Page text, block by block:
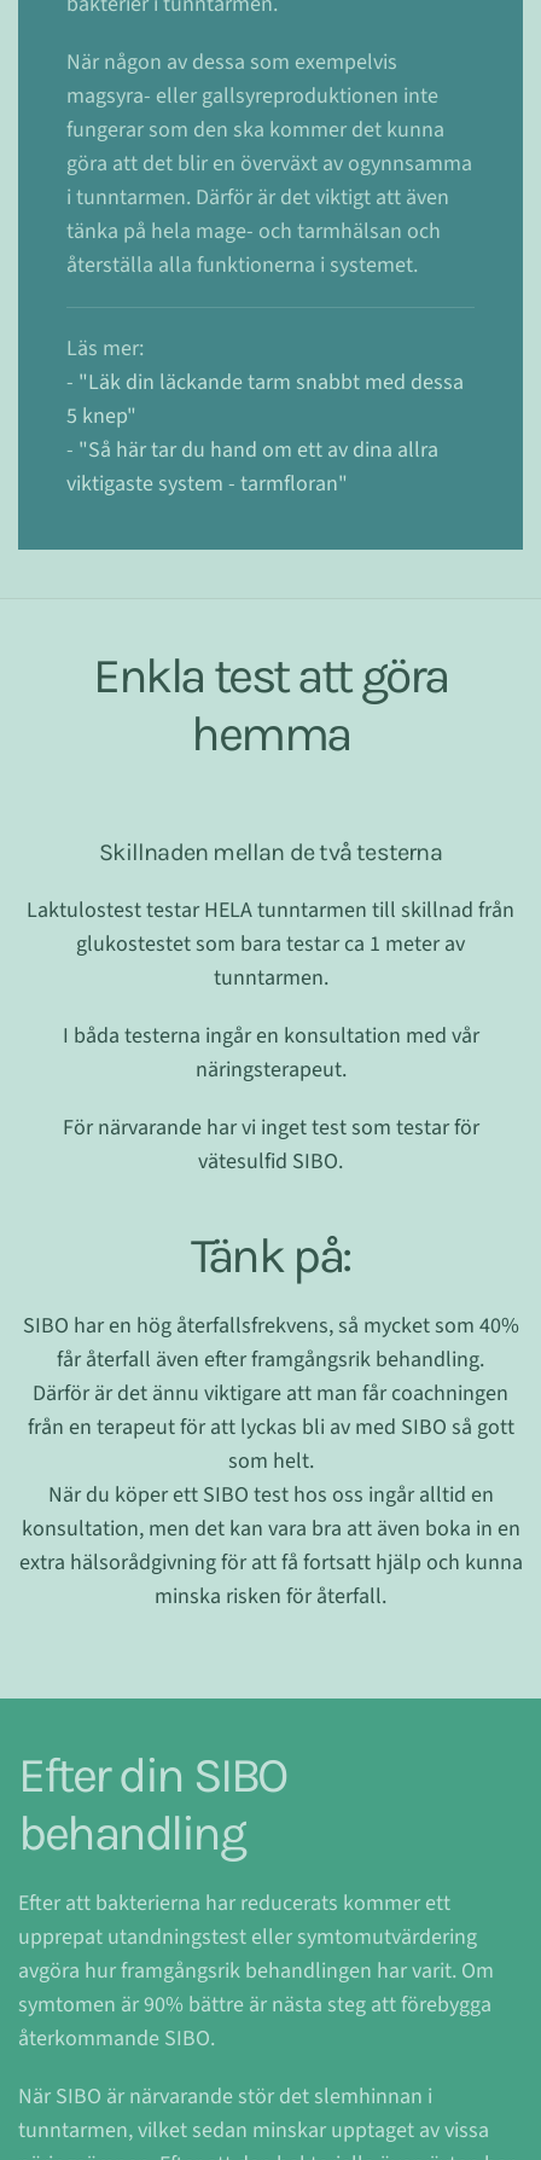
När någon av dessa som exempelvis
magsyra- eller gallsyreproduktionen inte
fungerar som den ska kommer det kunna
göra att det blir en överväxt av ogynnsamma
i tunntarmen. Därför är det viktigt att även
tänka på hela mage- och tarmhälsan och
återställa alla funktionerna i systemet.
Läs mer:
- "Läk din läckande tarm snabbt med dessa
5 knep"
- "Så här tar du hand om ett av dina allra
viktigaste system - tarmfloran"
Enkla test att göra
hemma
Skillnaden mellan de två testerna
Laktulostest testar HELA tunntarmen till skillnad från
glukostestet som bara testar ca 1 meter av
tunntarmen.
I båda testerna ingår en konsultation med vår
näringsterapeut.
För närvarande har vi inget test som testar för
vätesulfid SIBO.
Tänk på:
SIBO har en hög återfallsfrekvens, så mycket som 40%
får återfall även efter framgångsrik behandling.
Därför är det ännu viktigare att man får coachningen
från en terapeut för att lyckas bli av med SIBO så gott
som helt.
När du köper ett SIBO test hos oss ingår alltid en
konsultation, men det kan vara bra att även boka in en
extra hälsorådgivning för att få fortsatt hjälp och kunna
minska risken för återfall.
Efter din SIBO
behandling
Efter att bakterierna har reducerats kommer ett
upprepat utandningstest eller symtomutvärdering
avgöra hur framgångsrik behandlingen har varit. Om
symtomen är 90% bättre är nästa steg att förebygga
återkommande SIBO.
När SIBO är närvarande stör det slemhinnan i
tunntarmen, vilket sedan minskar upptaget av vissa